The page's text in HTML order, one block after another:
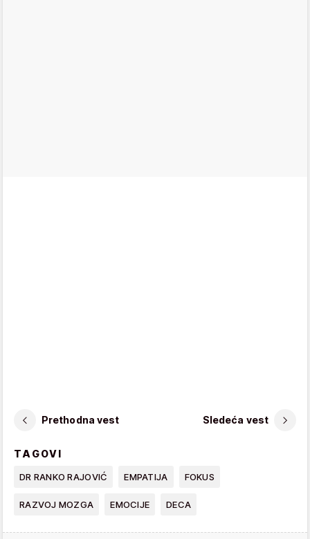
Prethodna vest Sledeća vest
TAGOVI
DR RANKO RAJOVIĆ EMPATIJA FOKUS
RAZVOJ MOZGA EMOCIJE DECA